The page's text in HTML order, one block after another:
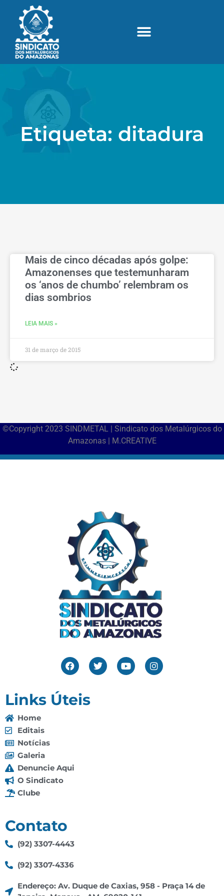
Etiqueta: ditadura
Mais de cinco décadas após golpe:
Amazonenses que testemunharam
os ‘anos de chumbo’ relembram os
dias sombrios
LEIA MAIS »
31 de março de 2015
©Copyright 2023 SINDMETAL | Sindicato dos Metalúrgicos do
Amazonas | M.CREATIVE
Links Úteis
Home
Editais
Notícias
Galeria
Denuncie Aqui
O Sindicato
Clube
Contato
(92) 3307-4443
(92) 3307-4336
Endereço: Av. Duque de Caxias, 958 - Praça 14 de